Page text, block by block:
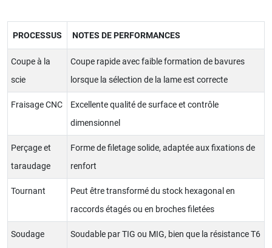
PROCESSUS NOTES DE PERFORMANCES
Coupe à la
scie
Coupe rapide avec faible formation de bavures
lorsque la sélection de la lame est correcte
Fraisage CNC
Excellente qualité de surface et contrôle
dimensionnel
Perçage et
taraudage
Forme de filetage solide, adaptée aux fixations de
renfort
Tournant
Peut être transformé du stock hexagonal en
raccords étagés ou en broches filetées
Soudage
Soudable par TIG ou MIG, bien que la résistance T6